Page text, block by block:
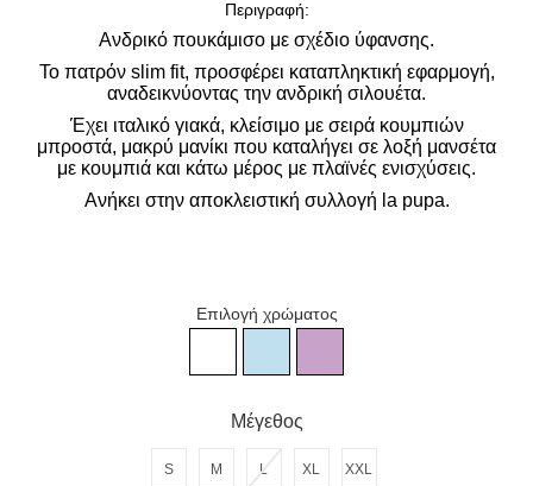
Περιγραφή:
Ανδρικό πουκάμισο με σχέδιο ύφανσης.
Το πατρόν slim fit, προσφέρει καταπληκτική εφαρμογή,
αναδεικνύοντας την ανδρική σιλουέτα.
Έχει ιταλικό γιακά, κλείσιμο με σειρά κουμπιών
μπροστά, μακρύ μανίκι που καταλήγει σε λοξή μανσέτα
με κουμπιά και κάτω μέρος με πλαϊνές ενισχύσεις.
Ανήκει στην αποκλειστική συλλογή la pupa.
Επιλογή χρώματος
Μέγεθος
S M L XL XXL